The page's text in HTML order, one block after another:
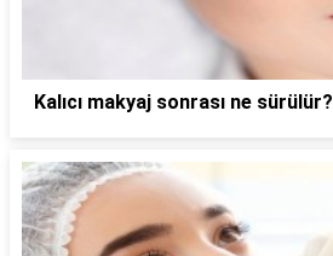
Kalıcı makyaj sonrası ne sürülür?